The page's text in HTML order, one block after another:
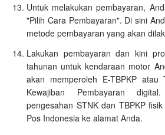
Untuk melakukan pembayaran,
"Pilih Cara Pembayaran". Di sini
metode pembayaran yang akan
Lakukan pembayaran dan kini
tahunan untuk kendaraan motor
akan memperoleh E-TBPKP atau
Kewajiban Pembayaran
pengesahan STNK dan TBPKP
Pos Indonesia ke alamat Anda.